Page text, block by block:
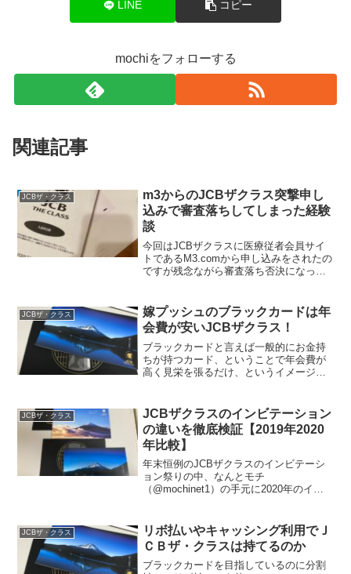
LINE コピー
mochiをフォローする
関連記事
JCBザ・クラス
m3からのJCBザクラス突撃申し
込みで審査落ちしてしまった経験
談
今回はJCBザクラスに医療従者会員サイ
トであるM3.comから申し込みをされたの
ですが残念ながら審査落ち否決になって
了解をいただきましたので、皆さんに共
有させていた...
JCBザ・クラス
嫁プッシュのブラックカードは年
会費が安いJCBザクラス！
ブラックカードと言えば一般的にお金持
ちが持つカード、ということで年会費が
高く見栄を張るだけ、というイメージが
よね。男のロマンが理解して貰えないの
が一般的です。ですが「嫁...
JCBザ・クラス
JCBザクラスのインビテーション
の違いを徹底検証【2019年2020
年比較】
年末恒例のJCBザクラスのインビテーシ
ョン祭りの中、なんとモチ
（@mochinet1）の手元に2020年のイン
フォロワー様からの贈り物です。本当に
ありがとうございます。...
JCBザ・クラス
リボ払いやキャッシング利用でＪ
ＣＢザ・クラスは持てるのか
ブラックカードを目指しているのに分割